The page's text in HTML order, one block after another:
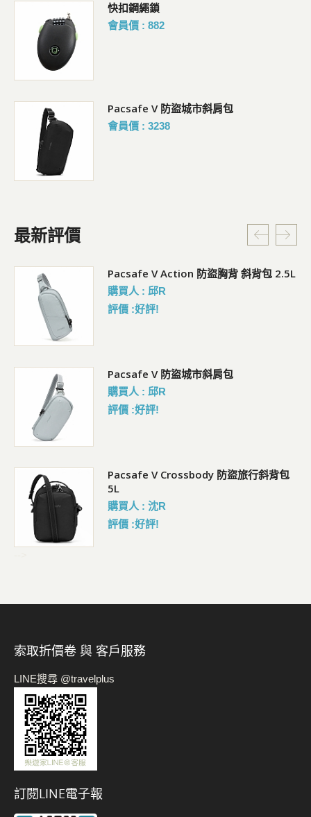
快扣鋼繩鎖
會員價 : 882
Pacsafe V 防盜城市斜肩包
會員價 : 3238
最新評價
Pacsafe V Action 防盜胸背 斜背包 2.5L
購買人 : 邱R
評價 :好評!
Pacsafe V 防盜城市斜肩包
購買人 : 邱R
評價 :好評!
Pacsafe V Crossbody 防盜旅行斜背包
5L
購買人 : 沈R
評價 :好評!
索取折價卷 與 客戶服務
LINE搜尋 @travelplus
訂閱LINE電子報